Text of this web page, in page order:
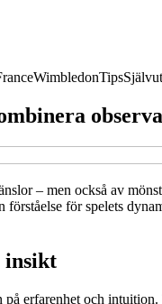
WimbledonTips
– men också av
förståelse för spelets
insikt
erfarenhet och